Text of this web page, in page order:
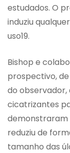
estudados. O
induziu
uso19.
Bishop e
prospectivo,
do
cicatrizantes
demonstraram
reduziu de
tamanho das